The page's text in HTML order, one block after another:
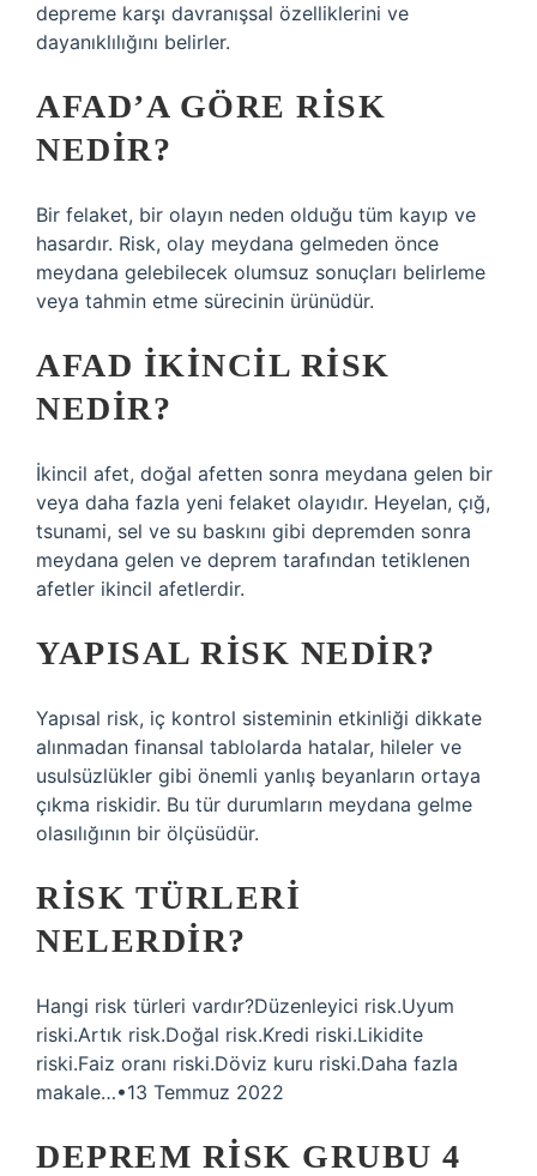
depreme karşı davranışsal özelliklerini ve
dayanıklılığını belirler.
AFAD’A GÖRE RISK
NEDIR?
Bir felaket, bir olayın neden olduğu tüm kayıp ve
hasardır. Risk, olay meydana gelmeden önce
meydana gelebilecek olumsuz sonuçları belirleme
veya tahmin etme sürecinin ürünüdür.
AFAD IKINCIL RISK
NEDIR?
İkincil afet, doğal afetten sonra meydana gelen bir
veya daha fazla yeni felaket olayıdır. Heyelan, çığ,
tsunami, sel ve su baskını gibi depremden sonra
meydana gelen ve deprem tarafından tetiklenen
afetler ikincil afetlerdir.
YAPISAL RISK NEDIR?
Yapısal risk, iç kontrol sisteminin etkinliği dikkate
alınmadan finansal tablolarda hatalar, hileler ve
usulsüzlükler gibi önemli yanlış beyanların ortaya
çıkma riskidir. Bu tür durumların meydana gelme
olasılığının bir ölçüsüdür.
RISK TÜRLERI
NELERDIR?
Hangi risk türleri vardır?Düzenleyici risk.Uyum
riski.Artık risk.Doğal risk.Kredi riski.Likidite
riski.Faiz oranı riski.Döviz kuru riski.Daha fazla
makale…•13 Temmuz 2022
DEPREM RISK GRUBU 4